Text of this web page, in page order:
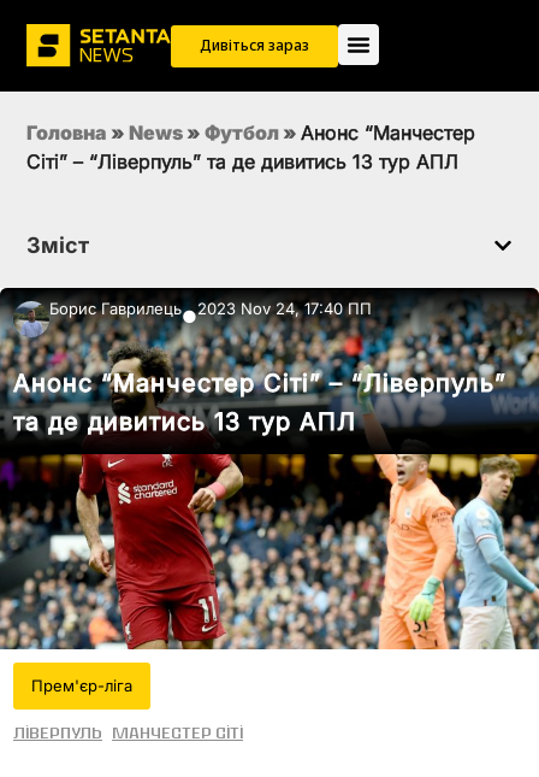
Дивіться зараз
Головна » News » Футбол » Анонс “Манчестер
Сіті” – “Ліверпуль” та де дивитись 13 тур АПЛ
Зміст
Борис Гаврилець●2023 Nov 24, 17:40 ПП
Анонс “Манчестер Сіті” – “Ліверпуль”
та де дивитись 13 тур АПЛ
Прем'єр-ліга
Ліверпуль Манчестер Сіті